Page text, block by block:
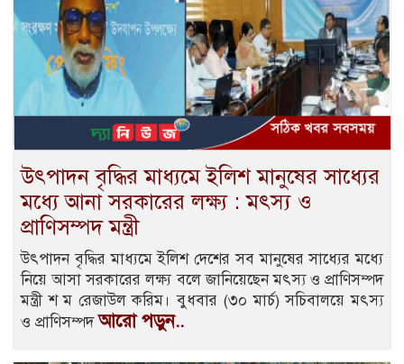
উৎপাদন বৃদ্ধির মাধ্যমে ইলিশ মানুষের সাধ্যের
মধ্যে আনা সরকারের লক্ষ্য : মৎস্য ও
প্রাণিসম্পদ মন্ত্রী
উৎপাদন বৃদ্ধির মাধ্যমে ইলিশ দেশের সব মানুষের সাধ্যের মধ্যে
নিয়ে আসা সরকারের লক্ষ্য বলে জানিয়েছেন মৎস্য ও প্রাণিসম্পদ
মন্ত্রী শ ম রেজাউল করিম। বুধবার (৩০ মার্চ) সচিবালয়ে মৎস্য
ও প্রাণিসম্পদআরো পড়ুন..